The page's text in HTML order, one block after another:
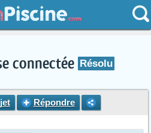
connectée Résolu
Répondre